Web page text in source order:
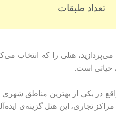
تعداد طبقات
هتلی را که انتخاب
حیاتی است.
در یکی از بهترین مناطق
تجاری، این هتل گزینه‌ی